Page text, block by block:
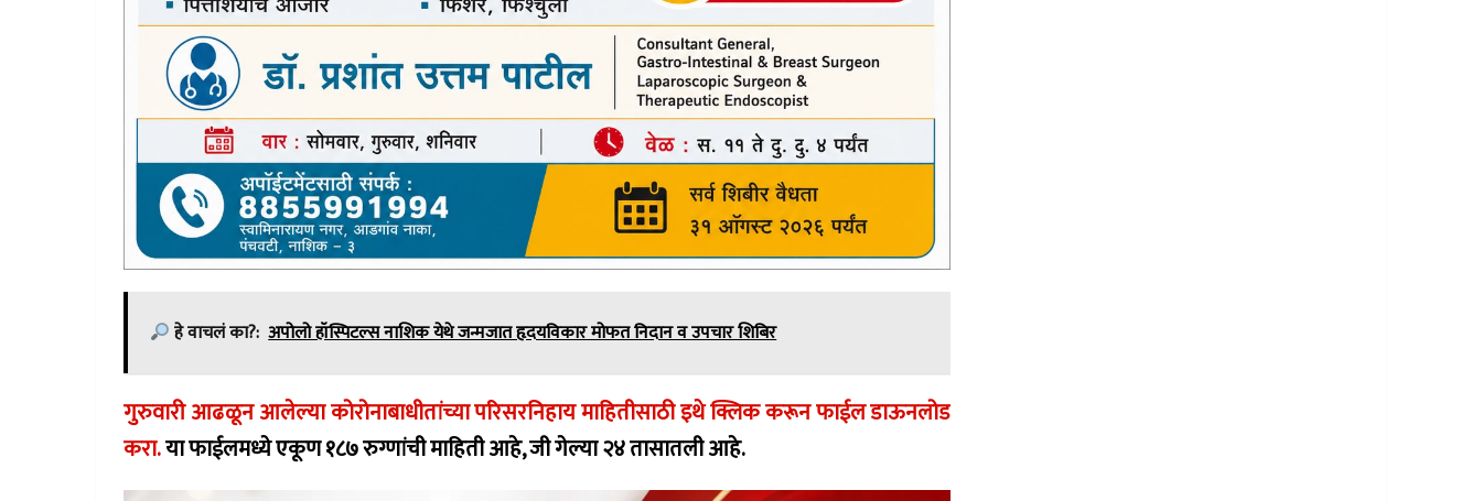
हे वाचलं का?: अपोलो हॉस्पिटल्स नाशिक येथे जन्मजात हृदयविकार मोफत निदान व उपचार शिबिर
गुरुवारी आढळून आलेल्या कोरोनाबाधीतांच्या परिसरनिहाय माहितीसाठी इथे क्लिक करून फाईल डाऊनलोड
करा.या फाईलमध्ये एकूण १८७ रुग्णांची माहिती आहे, जी गेल्या २४ तासातली आहे.